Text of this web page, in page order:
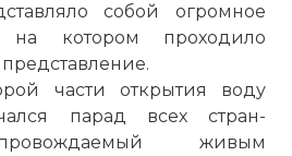
собой огромное
на котором проходило
части открытия воду
парад всех стран-
живым